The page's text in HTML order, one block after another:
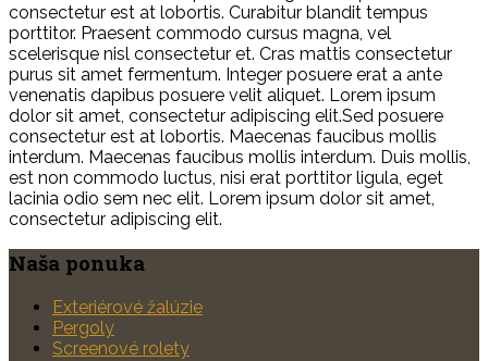
consectetur est at lobortis. Curabitur blandit tempus
porttitor. Praesent commodo cursus magna, vel
scelerisque nisl consectetur et. Cras mattis consectetur
purus sit amet fermentum. Integer posuere erat a ante
venenatis dapibus posuere velit aliquet. Lorem ipsum
dolor sit amet, consectetur adipiscing elit.Sed posuere
consectetur est at lobortis. Maecenas faucibus mollis
interdum. Maecenas faucibus mollis interdum. Duis mollis,
est non commodo luctus, nisi erat porttitor ligula, eget
lacinia odio sem nec elit. Lorem ipsum dolor sit amet,
consectetur adipiscing elit.
Naša ponuka
Exteriérové žalúzie
Pergoly
Screenové rolety